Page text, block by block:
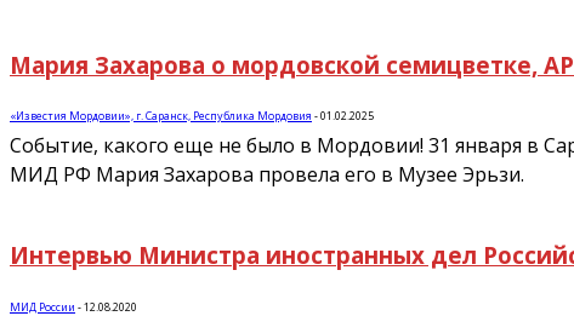
Мария Захарова о мордовской семицветке,
«Известия Мордовии», г. Саранск, Республика Мордовия -01.02.2025
Событие, какого еще не было в Мордовии! 31 января в
МИД РФ Мария Захарова провела его в Музее Эрьзи.
Интервью Министра иностранных дел
МИД России -12.08.2020